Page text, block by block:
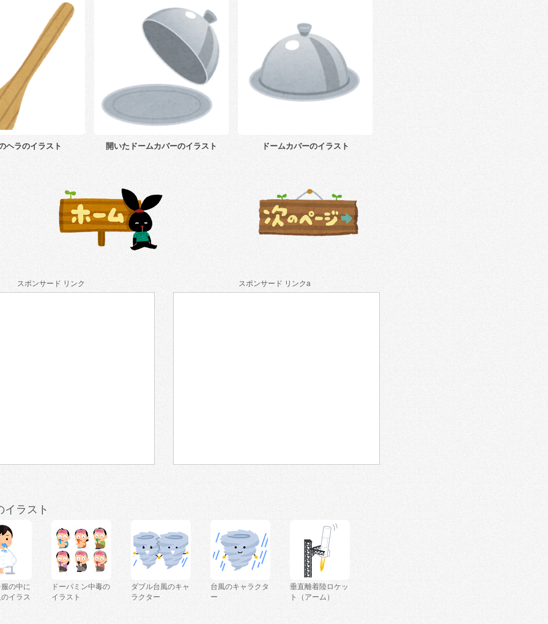
ヘラのイラスト 開いたドームカバーのイラスト ドームカバーのイラスト
スポンサード リンク スポンサード リンクa
イラスト
の中に
イラス
ドーパミン中毒の
イラスト
ダブル台風のキャ
ラクター
台風のキャラクタ
ー
垂直離着陸ロケッ
ト（アーム）